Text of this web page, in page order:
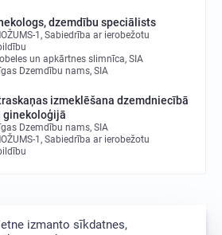
dzemdību speciālists
1, Sabiedrība ar ierobežotu
un apkārtnes slimnīca, SIA
Dzemdību nams, SIA
izmeklēšana dzemdniecībā
ginekoloģijā
Dzemdību nams, SIA
1, Sabiedrība ar ierobežotu
izmanto sīkdatnes,